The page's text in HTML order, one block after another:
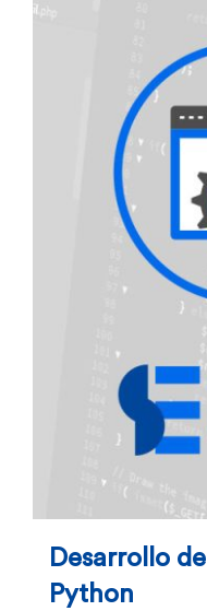
Desarrollo
Python